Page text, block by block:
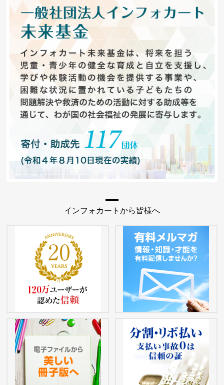
インフォカートから皆様へ